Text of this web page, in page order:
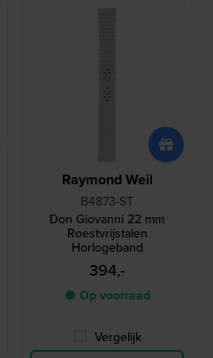
Raymond Weil
B4873-ST
Don Giovanni 22 mm
Roestvrijstalen
Horlogeband
394,-
● Op voorraad
Vergelijk